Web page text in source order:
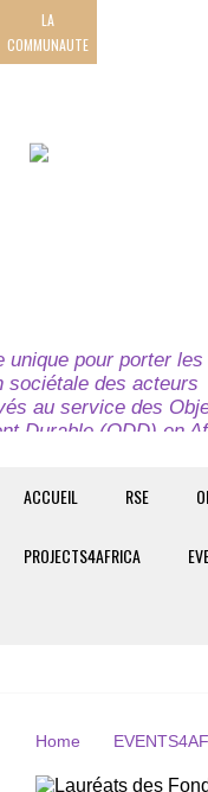
LA
COMMUNAUTE
unique pour porter
sociétale des acteurs
au service des
Durable (ODD) en
ACCUEIL RSE
PROJECTS4AFRICA
Home